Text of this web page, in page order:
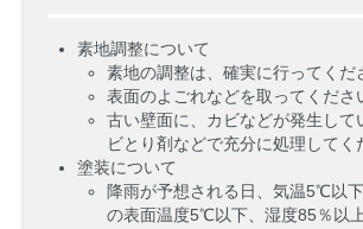
素地調整について
素地の調整は、確実に行ってくだ
表面のよごれなどを取ってくださ
古い壁面に、カビなどが発生して
ビとり剤などで充分に処理してく
塗装について
降雨が予想される日、気温5℃以
の表面温度5℃以下、湿度85％以